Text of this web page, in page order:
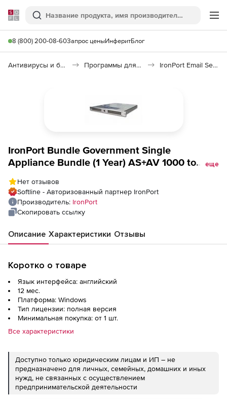
Softline
Поиск
8 (800) 200-08-60Запрос ценыИнферитБлог
Антивирусы и безопасность Программы для защиты информации IronPort Email Security
IronPort Bundle Government Single
Appliance Bundle (1 Year) AS+AV 1000 to
Appliance Bundle (1 Year) AS+AV 1000 to
2000 Mailboxes
еще
Нет отзывов
Softline - Авторизованный партнер IronPort
Производитель: IronPort
Скопировать ссылку
Описание Характеристики Отзывы
Коротко о товаре
Язык интерфейса: английский
12 мес.
Платформа: Windows
Тип лицензии: полная версия
Минимальная покупка: от 1 шт.
Все характеристики
Доступно только юридическим лицам и ИП – не
предназначено для личных, семейных, домашних и иных
нужд, не связанных с осуществлением
предпринимательской деятельности